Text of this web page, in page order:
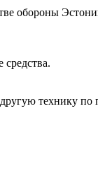
обороны
технику по